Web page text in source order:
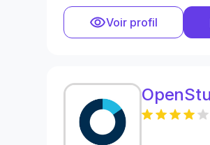
Voir profil